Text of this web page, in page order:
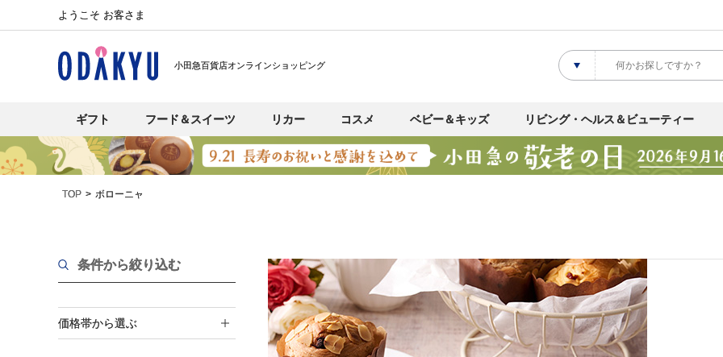
ようこそ お客さま
小田急百貨店オンラインショッピング
ギフト フード＆スイーツ リカー コスメ ベビー＆キッズ リビング・ヘルス＆ビューティー
TOP ボローニャ
条件から絞り込む
価格帯から選ぶ